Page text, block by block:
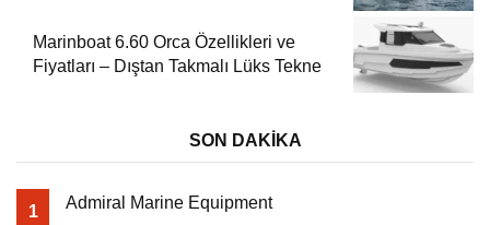
Marinboat 6.60 Orca Özellikleri ve
Fiyatları – Dıştan Takmalı Lüks Tekne
SON DAKİKA
1 Admiral Marine Equipment